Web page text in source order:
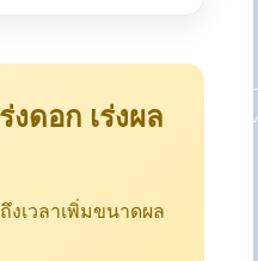
ดอก เร่งผล
งเวลาเพิ่มขนาดผล